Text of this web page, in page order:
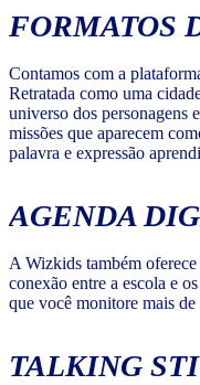
FORMATOS
Contamos com a
Retratada como uma
universo dos personagens
missões que aparecem
palavra e expressão
AGENDA
A Wizkids também
conexão entre a escola e
que você monitore mais
TALKING